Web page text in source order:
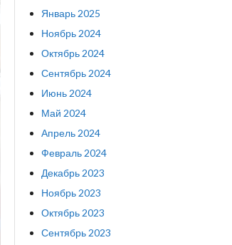
Январь 2025
Ноябрь 2024
Октябрь 2024
Сентябрь 2024
Июнь 2024
Май 2024
Апрель 2024
Февраль 2024
Декабрь 2023
Ноябрь 2023
Октябрь 2023
Сентябрь 2023